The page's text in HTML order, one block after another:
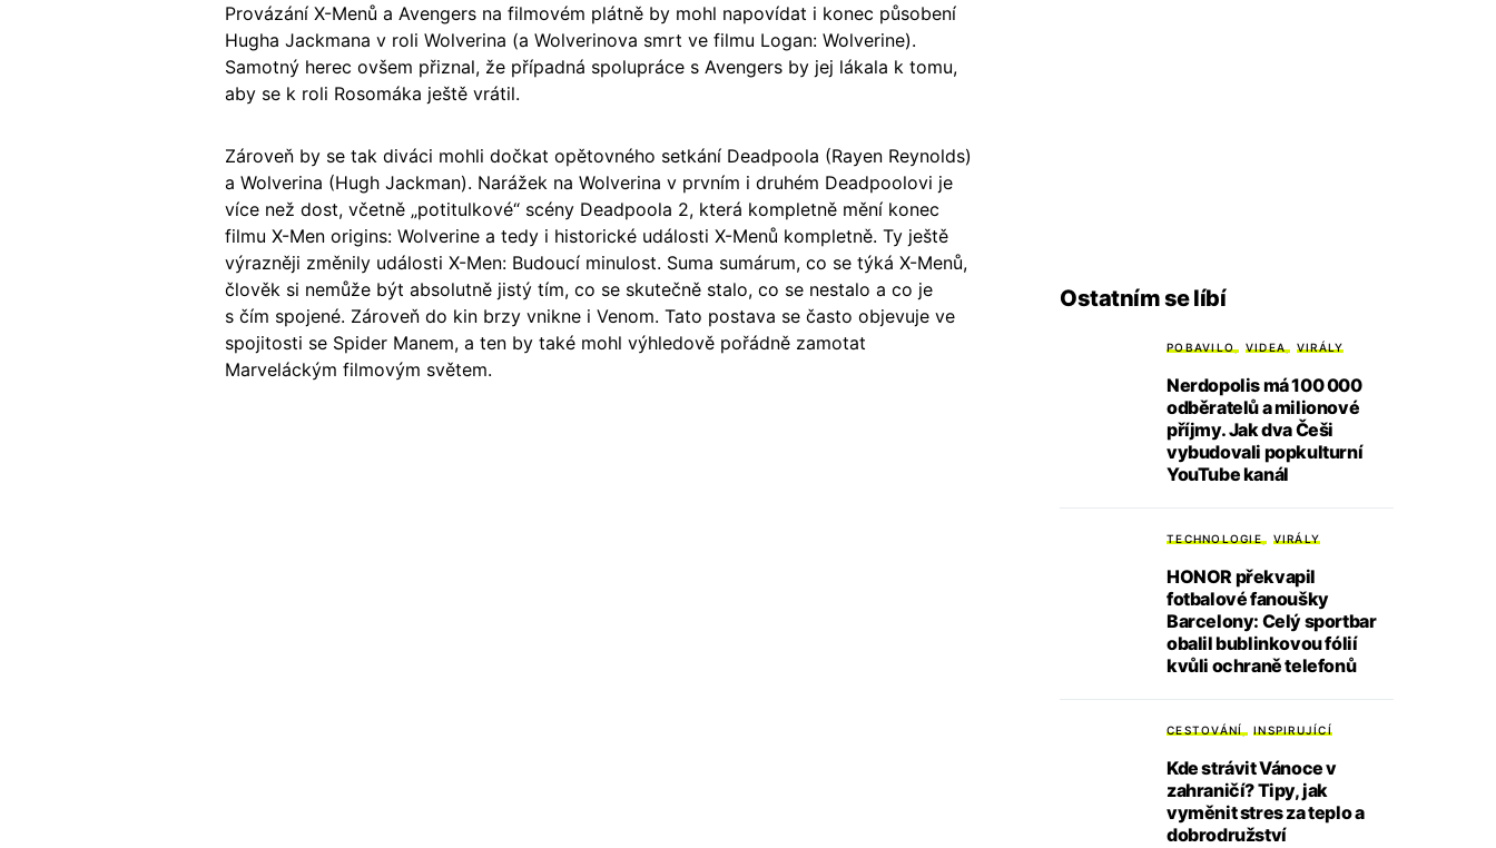
Provázání X-Menů a Avengers na filmovém plátně by mohl napovídat i konec působení
Hugha Jackmana v roli Wolverina (a Wolverinova smrt ve filmu Logan: Wolverine).
Samotný herec ovšem přiznal, že případná spolupráce s Avengers by jej lákala k tomu,
aby se k roli Rosomáka ještě vrátil.
Zároveň by se tak diváci mohli dočkat opětovného setkání Deadpoola (Rayen Reynolds)
a Wolverina (Hugh Jackman). Narážek na Wolverina v prvním i druhém Deadpoolovi je
více než dost, včetně „potitulkové“ scény Deadpoola 2, která kompletně mění konec
filmu X-Men origins: Wolverine a tedy i historické události X-Menů kompletně. Ty ještě
výrazněji změnily události X-Men: Budoucí minulost. Suma sumárum, co se týká X-Menů,
člověk si nemůže být absolutně jistý tím, co se skutečně stalo, co se nestalo a co je
s čím spojené. Zároveň do kin brzy vnikne i Venom. Tato postava se často objevuje ve
spojitosti se Spider Manem, a ten by také mohl výhledově pořádně zamotat
Marveláckým filmovým světem.
Ostatním se líbí
POBAVILO VIDEA VIRÁLY
Nerdopolis má 100 000
odběratelů a milionové
příjmy. Jak dva Češi
vybudovali popkulturní
YouTube kanál
TECHNOLOGIE VIRÁLY
HONOR překvapil
fotbalové fanoušky
Barcelony: Celý sportbar
obalil bublinkovou fólií
kvůli ochraně telefonů
CESTOVÁNÍ INSPIRUJÍCÍ
Kde strávit Vánoce v
zahraničí? Tipy, jak
vyměnit stres za teplo a
dobrodružství